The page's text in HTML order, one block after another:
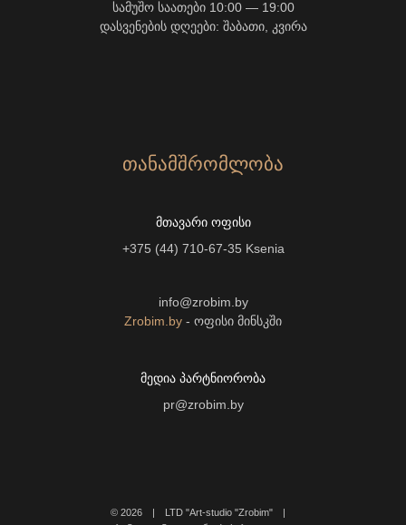
სამუშო საათები 10:00 — 19:00
დასვენების დღეები: შაბათი, კვირა
ᲗᲐᲜᲐᲛᲨᲠᲝᲛᲚᲝᲑᲐ
ᲛᲗᲐᲕᲐᲠᲘ ᲝᲤᲘᲡᲘ
+375 (44) 710-67-35 Ksenia
info@zrobim.by
Zrobim.by - ოფისი მინსკში
ᲛᲔᲓᲘᲐ ᲞᲐᲠᲢᲜᲘᲝᲠᲝᲑᲐ
pr@zrobim.by
© 2026 | LTD "Art-studio "Zrobim" |